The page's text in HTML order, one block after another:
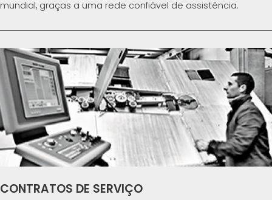
mundial, graças a uma rede confiável de assistência.
CONTRATOS DE SERVIÇO